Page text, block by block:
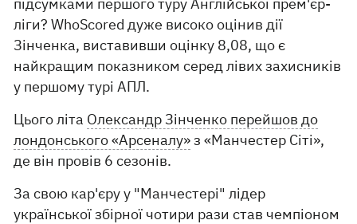
ліги? WhoScored дуже високо оцінив дії
Зінченка, виставивши оцінку 8,08, що є
найкращим показником серед лівих захисників
у першому турі АПЛ.
Цього літа Олександр Зінченко перейшов до
лондонського «Арсеналу»з «Манчестер Сіті»,
де він провів 6 сезонів.
За свою кар'єру у "Манчестері" лідер
української збірної чотири рази став чемпіоном